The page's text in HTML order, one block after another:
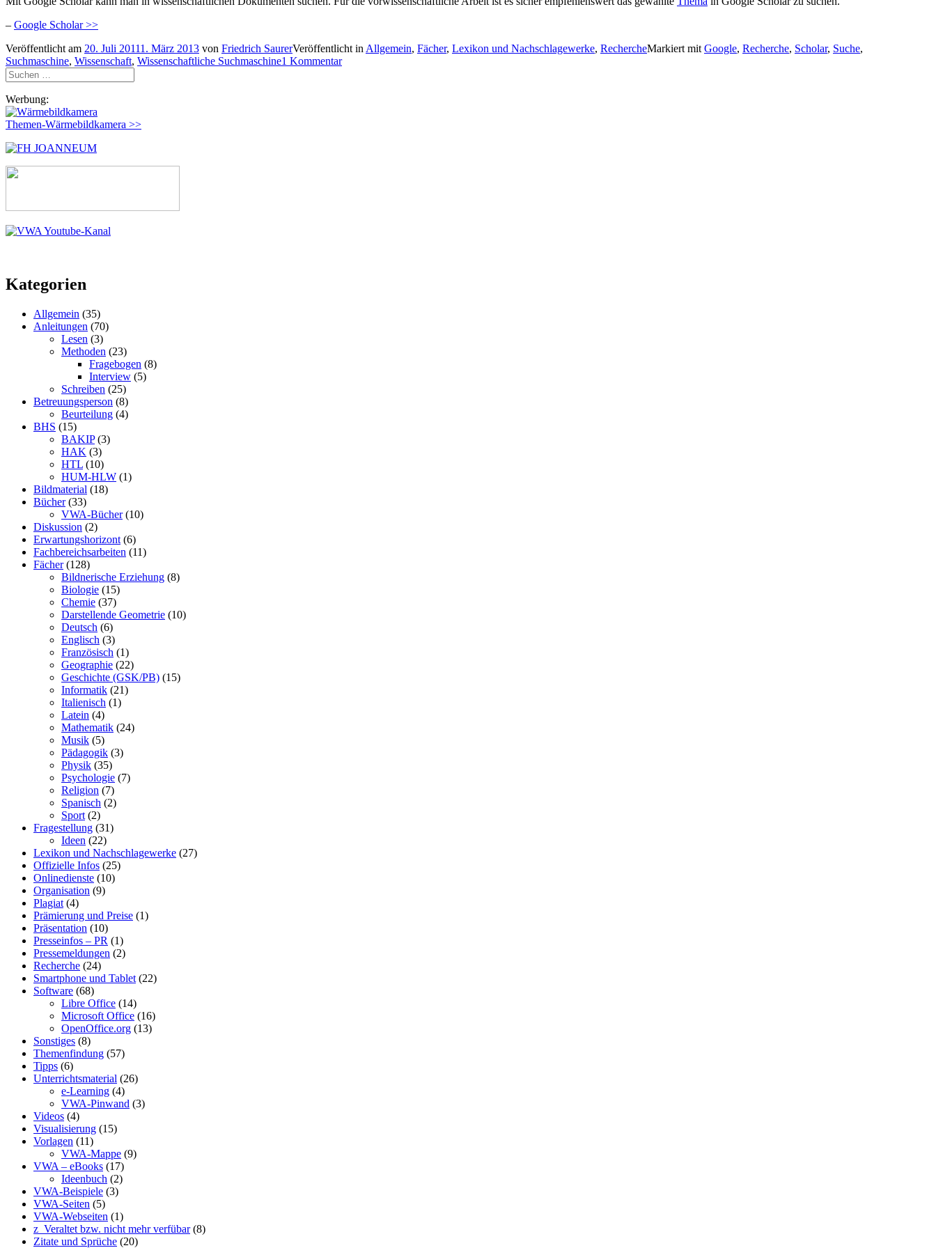
– Google Scholar >>
Veröffentlicht am 20. Juli 20111. März 2013 von Friedrich SaurerVeröffentlicht in Allgemein, Fächer, Lexikon und Nachschlagewerke, RechercheMarkiert mit Google, Recherche, Scholar, Suche,
Suchmaschine, Wissenschaft, Wissenschaftliche Suchmaschine1 Kommentar
Suchen
nach:
Werbung:
Themen-Wärmebildkamera >>
Kategorien
Allgemein (35)
Anleitungen (70)
Lesen (3)
Methoden (23)
Fragebogen (8)
Interview (5)
Schreiben (25)
Betreuungsperson (8)
Beurteilung (4)
BHS (15)
BAKIP(3)
HAK (3)
HTL (10)
HUM-HLW (1)
Bildmaterial (18)
Bücher(33)
VWA-Bücher(10)
Diskussion (2)
Erwartungshorizont (6)
Fachbereichsarbeiten (11)
Fächer(128)
Bildnerische Erziehung (8)
Biologie (15)
Chemie (37)
Darstellende Geometrie (10)
Deutsch (6)
Englisch (3)
Französisch (1)
Geographie (22)
Geschichte (GSK/PB) (15)
Informatik (21)
Italienisch (1)
Latein (4)
Mathematik (24)
Musik (5)
Pädagogik (3)
Physik (35)
Psychologie (7)
Religion (7)
Spanisch (2)
Sport (2)
Fragestellung (31)
Ideen (22)
Lexikon und Nachschlagewerke (27)
Offizielle Infos (25)
Onlinedienste (10)
Organisation (9)
Plagiat (4)
Prämierung und Preise (1)
Präsentation (10)
Presseinfos – PR (1)
Pressemeldungen (2)
Recherche (24)
Smartphone und Tablet (22)
Software (68)
Libre Office (14)
Microsoft Office (16)
OpenOffice.org (13)
Sonstiges (8)
Themenfindung (57)
Tipps (6)
Unterrichtsmaterial (26)
e-Learning (4)
VWA-Pinwand (3)
Videos (4)
Visualisierung (15)
Vorlagen (11)
VWA-Mappe (9)
VWA – eBooks (17)
Ideenbuch (2)
VWA-Beispiele (3)
VWA-Seiten (5)
VWA-Webseiten (1)
z_Veraltet bzw. nicht mehr verfübar(8)
Zitate und Sprüche (20)